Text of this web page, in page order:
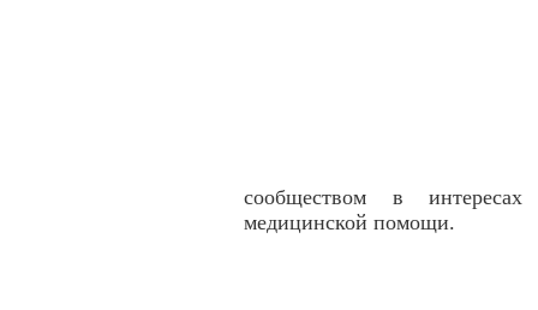
сообществом в интересах
медицинской помощи.